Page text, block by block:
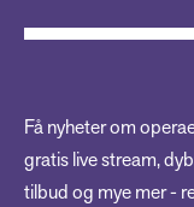
Få nyheter om
gratis live stream,
tilbud og mye mer -